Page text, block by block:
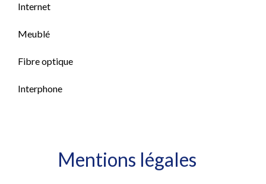
Internet
Meublé
Fibre optique
Interphone
Mentions légales